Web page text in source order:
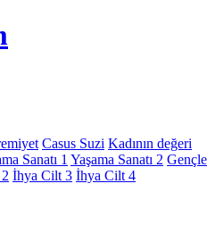
Casus Suzi Kadının değeri
Sanatı 1 Yaşama Sanatı 2
İhya Cilt 3 İhya Cilt 4